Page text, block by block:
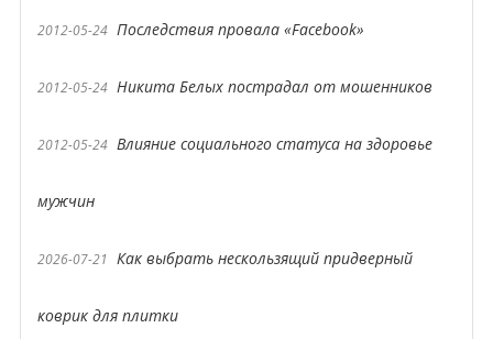
2012-05-24 Последствия провала «Facebook»
2012-05-24 Никита Белых пострадал от мошенников
2012-05-24 Влияние социального статуса на здоровье
мужчин
2026-07-21 Как выбрать нескользящий придверный
коврик для плитки